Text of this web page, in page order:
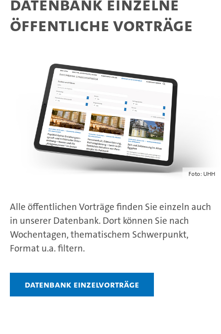
öffentliche Vorträge
Foto: UHH
Alle öffentlichen Vorträge finden Sie einzeln auch
in unserer Datenbank. Dort können Sie nach
Wochentagen, thematischem Schwerpunkt,
Format u.a. filtern.
Datenbank Einzelvorträge